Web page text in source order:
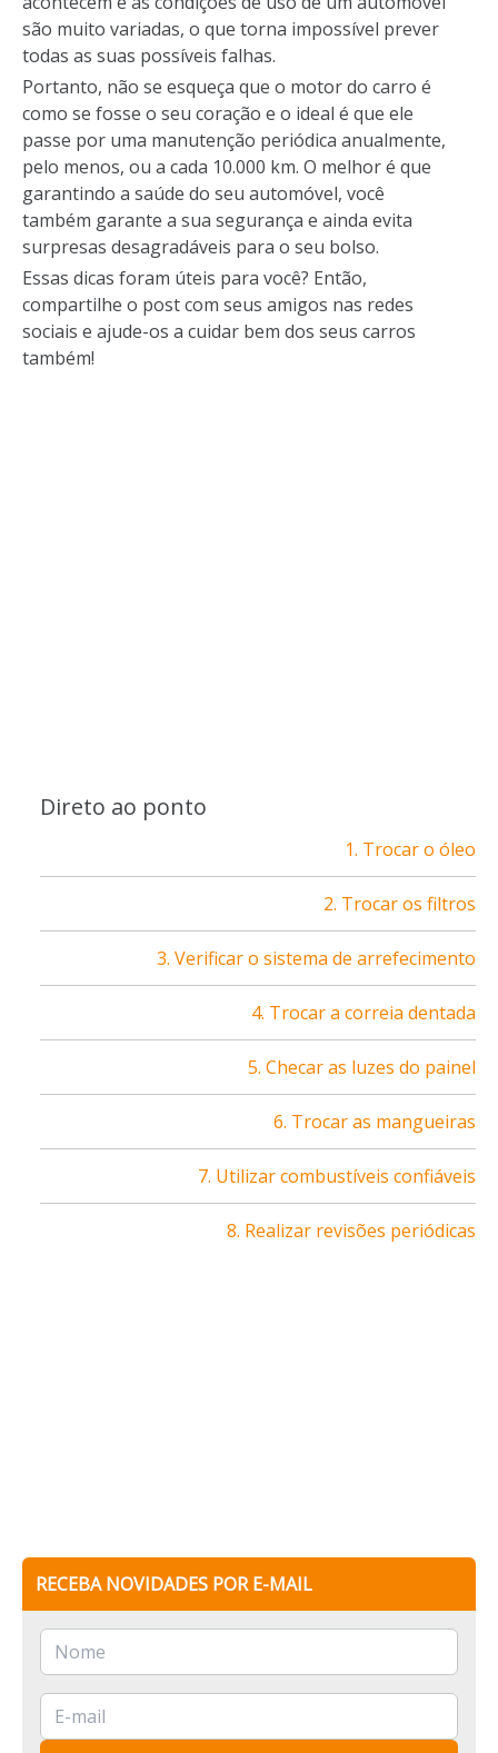
são muito variadas, o que torna impossível prever
todas as suas possíveis falhas.
Portanto, não se esqueça que o motor do carro é
como se fosse o seu coração e o ideal é que ele
passe por uma manutenção periódica anualmente,
pelo menos, ou a cada 10.000 km. O melhor é que
garantindo a saúde do seu automóvel, você
também garante a sua segurança e ainda evita
surpresas desagradáveis para o seu bolso.
Essas dicas foram úteis para você? Então,
compartilhe o post com seus amigos nas redes
sociais e ajude-os a cuidar bem dos seus carros
também!
Direto ao ponto
1. Trocar o óleo
2. Trocar os filtros
3. Verificar o sistema de arrefecimento
4. Trocar a correia dentada
5. Checar as luzes do painel
6. Trocar as mangueiras
7. Utilizar combustíveis confiáveis
8. Realizar revisões periódicas
RECEBA NOVIDADES POR E-MAIL